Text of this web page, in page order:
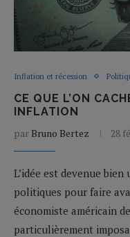
Inflation et récession
CE QUE L’ON
INFLATION
par Bruno Bertez 28
L’idée est devenue
politiques pour faire
économiste américain
particulièrement